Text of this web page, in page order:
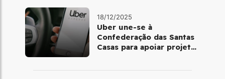
18/12/2025
Uber une-se à
Confederação das Santas
Casas para apoiar projetos